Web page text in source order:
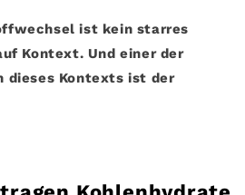
ist kein starres
Kontext. Und einer der
dieses Kontexts ist der